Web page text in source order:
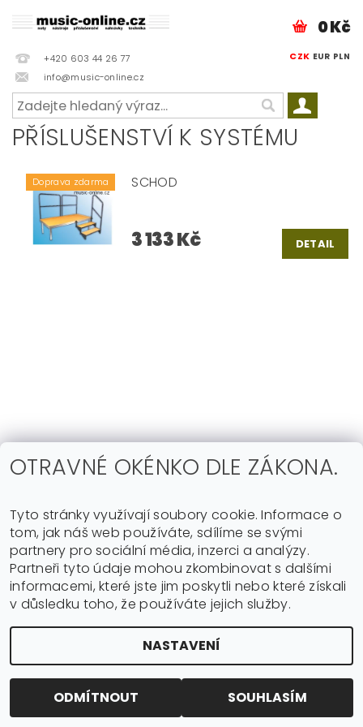
+420 603 44 26 77
info@music-online.cz
CZK EUR PLN
0 Kč
PŘÍSLUŠENSTVÍ K SYSTÉMU
Doprava zdarma SCHOD
3 133 Kč DETAIL
Shoptet.cz | Můjprvníeshop.cz
cookies
OTRAVNÉ OKÉNKO DLE ZÁKONA.
Tyto stránky využívají soubory cookie. Informace o
tom, jak náš web používáte, sdílíme se svými
partnery pro sociální média, inzerci a analýzy.
Partneři tyto údaje mohou zkombinovat s dalšími
informacemi, které jste jim poskytli nebo které získali
v důsledku toho, že používáte jejich služby.
NASTAVENÍ
ODMÍTNOUT SOUHLASÍM